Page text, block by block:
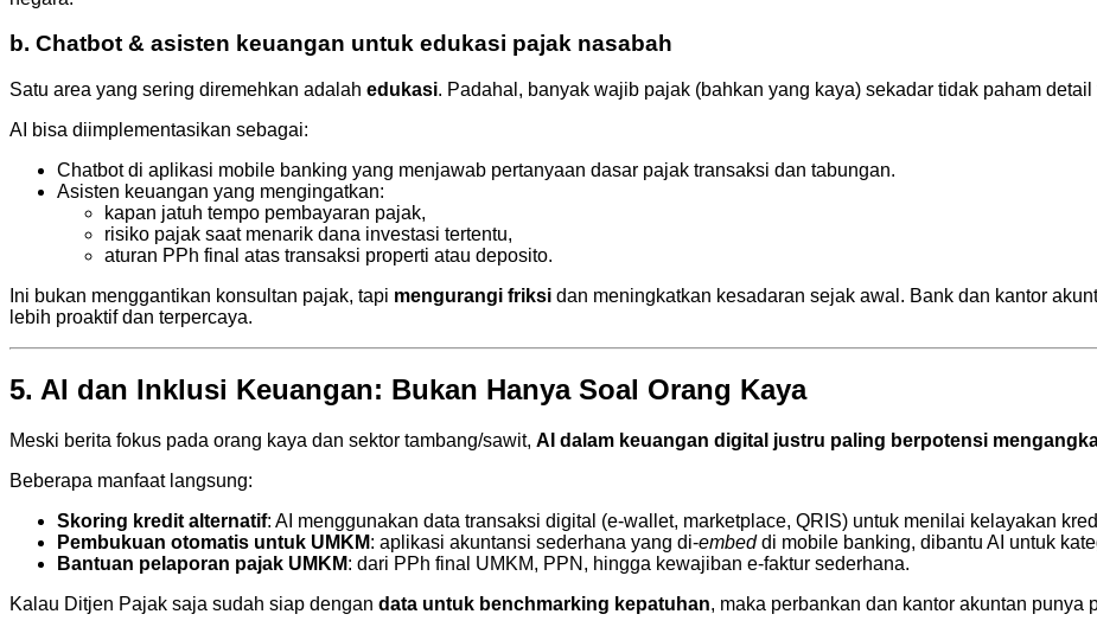
b. Chatbot & asisten keuangan untuk edukasi pajak nasabah
Satu area yang sering diremehkan adalah edukasi. Padahal, banyak wajib pajak (bahkan yang kaya) sekadar tidak paham detail
AI bisa diimplementasikan sebagai:
Chatbot di aplikasi mobile banking yang menjawab pertanyaan dasar pajak transaksi dan tabungan.
Asisten keuangan yang mengingatkan:
kapan jatuh tempo pembayaran pajak,
risiko pajak saat menarik dana investasi tertentu,
aturan PPh final atas transaksi properti atau deposito.
Ini bukan menggantikan konsultan pajak, tapi mengurangi friksi dan meningkatkan kesadaran sejak awal. Bank dan kantor
lebih proaktif dan terpercaya.
5. AI dan Inklusi Keuangan: Bukan Hanya Soal Orang Kaya
Meski berita fokus pada orang kaya dan sektor tambang/sawit, AI dalam keuangan digital justru paling berpotensi
Beberapa manfaat langsung:
Skoring kredit alternatif: AI menggunakan data transaksi digital (e-wallet, marketplace, QRIS) untuk menilai kelayakan
Pembukuan otomatis untuk UMKM: aplikasi akuntansi sederhana yang di-embeddi mobile banking, dibantu AI untuk
Bantuan pelaporan pajak UMKM: dari PPh final UMKM, PPN, hingga kewajiban e-faktur sederhana.
Kalau Ditjen Pajak saja sudah siap dengan data untuk benchmarking kepatuhan, maka perbankan dan kantor akuntan punya